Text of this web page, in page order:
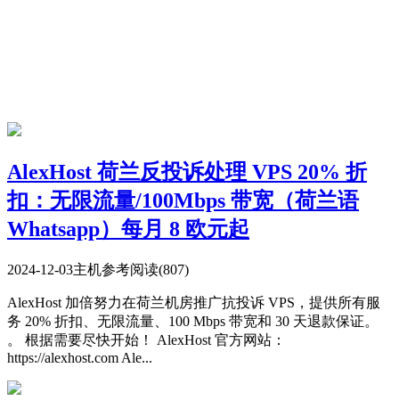
AlexHost 荷兰反投诉处理 VPS 20% 折
扣：无限流量/100Mbps 带宽（荷兰语
Whatsapp）每月 8 欧元起
2024-12-03主机参考阅读(807)
AlexHost 加倍努力在荷兰机房推广抗投诉 VPS，提供所有服
务 20% 折扣、无限流量、100 Mbps 带宽和 30 天退款保证。
。 根据需要尽快开始！ AlexHost 官方网站：
https://alexhost.com Ale...